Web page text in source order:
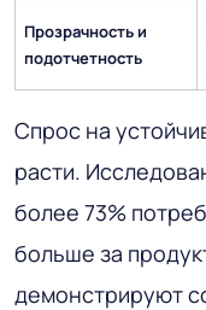
Прозрачность и
подотчетность
Спрос на
расти.
более 73%
больше за
демонстрируют